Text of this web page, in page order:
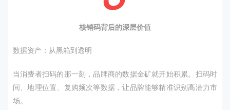
核销码背后的深层价值
数据资产：从黑箱到透明
当消费者扫码的那一刻，品牌商的数据金矿就开始积累。扫码时
间、地理位置、复购频次等数据，让品牌能够精准识别高潜力市
场。